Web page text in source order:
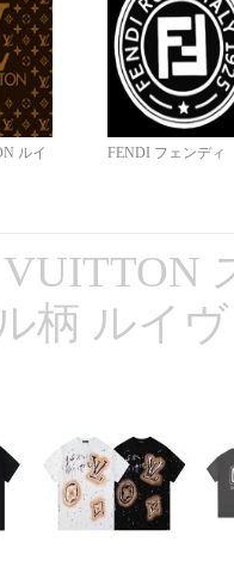
ルイ
FENDI フェンディ
柄 ルイ